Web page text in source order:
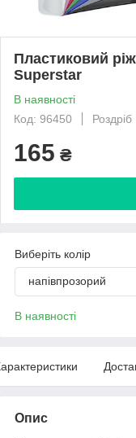
Пластиковий
Superstar
В наявності
Код: 96450
Роздріб
165 ₴
Виберіть колір
напівпрозорий
В наявності
Опис